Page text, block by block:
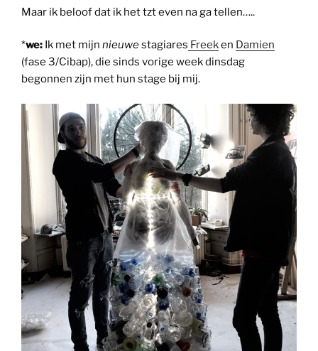
Maar ik beloof dat ik het tzt even na ga tellen…..
*we: Ik met mijn nieuwestagiares Freeken Damien
(fase 3/Cibap), die sinds vorige week dinsdag
begonnen zijn met hun stage bij mij.